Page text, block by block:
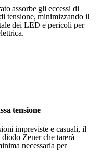
assorbe gli eccessi di
tensione, minimizzando il
dei LED e pericoli per
tensione
impreviste e casuali, il
Zener che tarerà
necessaria per